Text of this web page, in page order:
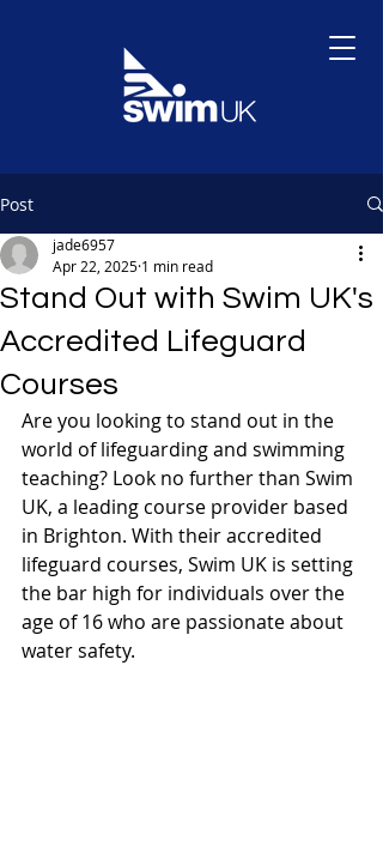
Post
Stand Out with Swim UK's
Accredited Lifeguard
Courses
jade6957
Apr 22, 2025 1 min read
Are you looking to stand out in the
world of lifeguarding and swimming
teaching? Look no further than Swim
UK, a leading course provider based
in Brighton. With their accredited
lifeguard courses, Swim UK is setting
the bar high for individuals over the
age of 16 who are passionate about
water safety.